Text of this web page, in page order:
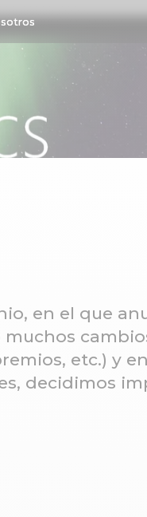
en el que
etc.) y
decidimos